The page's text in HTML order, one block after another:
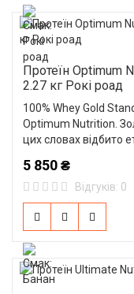
Протеїн Optimum
2.27 кг Рокі роад
100% Whey Gold
Optimum Nutrition.
цих словах відбито
5 850 ₴
Відгуків: 0